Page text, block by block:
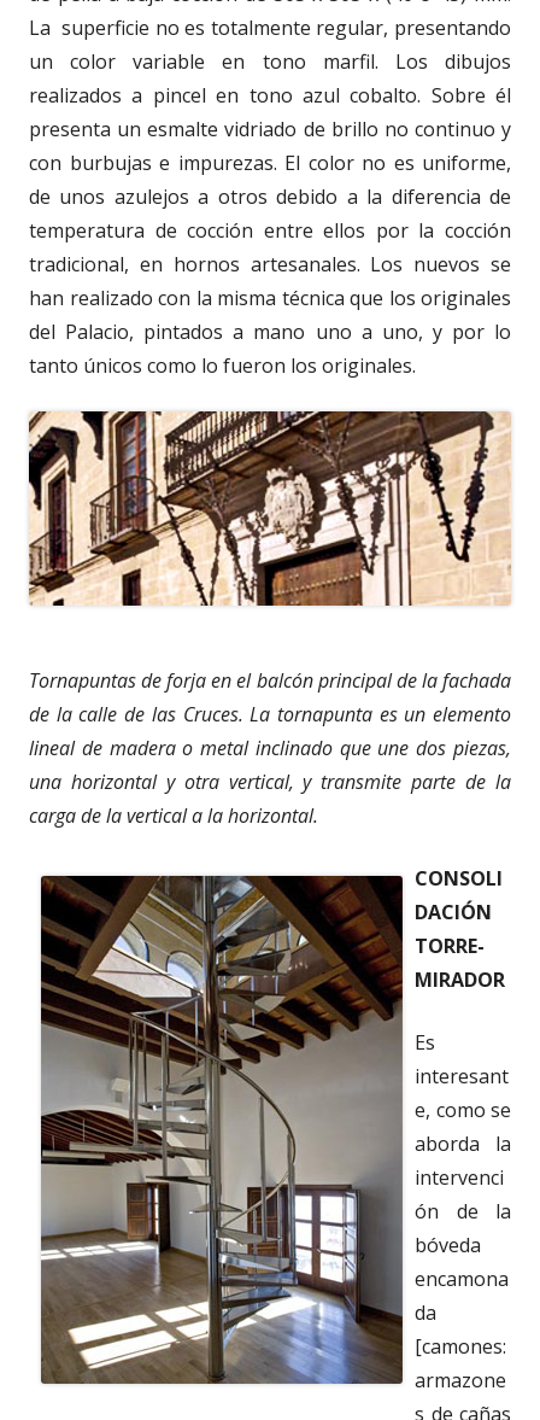
La superficie no es totalmente regular, presentando
un color variable en tono marfil. Los dibujos
realizados a pincel en tono azul cobalto. Sobre él
presenta un esmalte vidriado de brillo no continuo y
con burbujas e impurezas. El color no es uniforme,
de unos azulejos a otros debido a la diferencia de
temperatura de cocción entre ellos por la cocción
tradicional, en hornos artesanales. Los nuevos se
han realizado con la misma técnica que los originales
del Palacio, pintados a mano uno a uno, y por lo
tanto únicos como lo fueron los originales.
Tornapuntas de forja en el balcón principal de la fachada
de la calle de las Cruces. La tornapunta es un elemento
lineal de madera o metal inclinado que une dos piezas,
una horizontal y otra vertical, y transmite parte de la
carga de la vertical a la horizontal.
CONSOLI
DACIÓN
TORRE-
MIRADOR
Es
interesant
e, como se
aborda la
intervenci
ón de la
bóveda
encamona
da
[camones:
armazone
s de cañas